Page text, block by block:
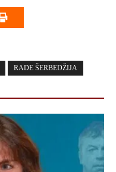
RADE ŠERBEDŽIJA